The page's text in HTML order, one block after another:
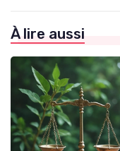
À lire aussi